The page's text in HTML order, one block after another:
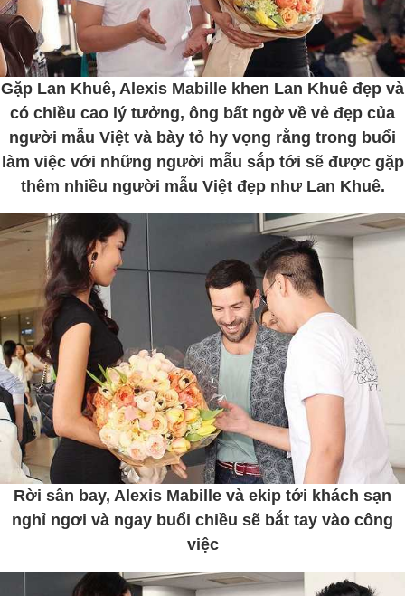
Gặp Lan Khuê, Alexis Mabille khen Lan Khuê đẹp và
có chiều cao lý tưởng, ông bất ngờ về vẻ đẹp của
người mẫu Việt và bày tỏ hy vọng rằng trong buổi
làm việc với những người mẫu sắp tới sẽ được gặp
thêm nhiều người mẫu Việt đẹp như Lan Khuê.
Rời sân bay, Alexis Mabille và ekip tới khách sạn
nghỉ ngơi và ngay buổi chiều sẽ bắt tay vào công
việc